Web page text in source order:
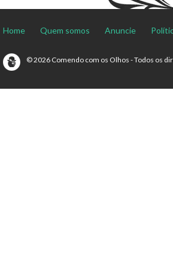
Home Quem somos Anuncie
© 2026 Comendo com os Olhos - Todos os